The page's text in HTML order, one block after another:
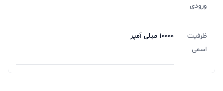
ورودی
ظرفیت
اسمی
10000 میلی آمپر